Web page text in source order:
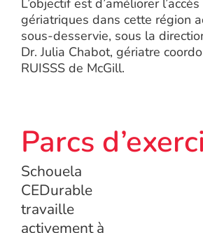
L’objectif est d’améliorer
gériatriques dans cette région
sous-desservie, sous la
Dr. Julia Chabot, gériatre
RUISSS de McGill.
Parcs
Schouela
CEDurable
travaille
activement à